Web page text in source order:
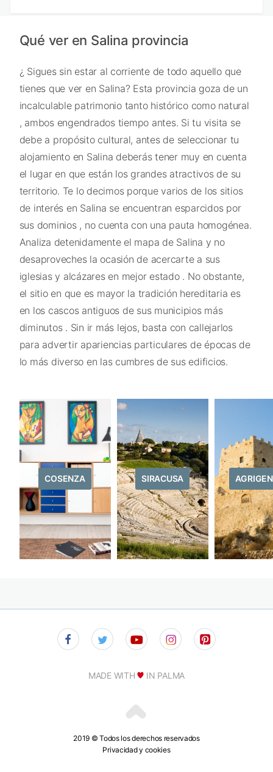
Qué ver en Salina provincia
¿ Sigues sin estar al corriente de todo aquello que
tienes que ver en Salina? Esta provincia goza de un
incalculable patrimonio tanto histórico como natural
, ambos engendrados tiempo antes. Si tu visita se
debe a propósito cultural, antes de seleccionar tu
alojamiento en Salina deberás tener muy en cuenta
el lugar en que están los grandes atractivos de su
territorio. Te lo decimos porque varios de los sitios
de interés en Salina se encuentran esparcidos por
sus dominios , no cuenta con una pauta homogénea.
Analiza detenidamente el mapa de Salina y no
desaproveches la ocasión de acercarte a sus
iglesias y alcázares en mejor estado . No obstante,
el sitio en que es mayor la tradición hereditaria es
en los cascos antiguos de sus municipios más
diminutos . Sin ir más lejos, basta con callejarlos
para advertir apariencias particulares de épocas de
lo más diverso en las cumbres de sus edificios.
COSENZA SIRACUSA
2019 © Todos los derechos reservados
Privacidad y cookies
MADE WITH IN PALMA